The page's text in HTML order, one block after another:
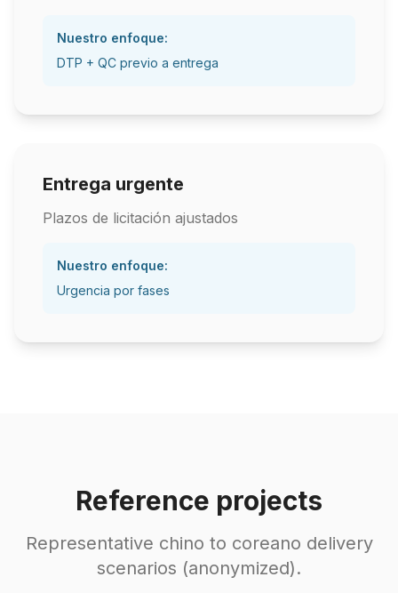
Nuestro enfoque:
DTP + QC previo a entrega
Entrega urgente
Plazos de licitación ajustados
Nuestro enfoque:
Urgencia por fases
Reference projects
Representative chino to coreano delivery
scenarios (anonymized).